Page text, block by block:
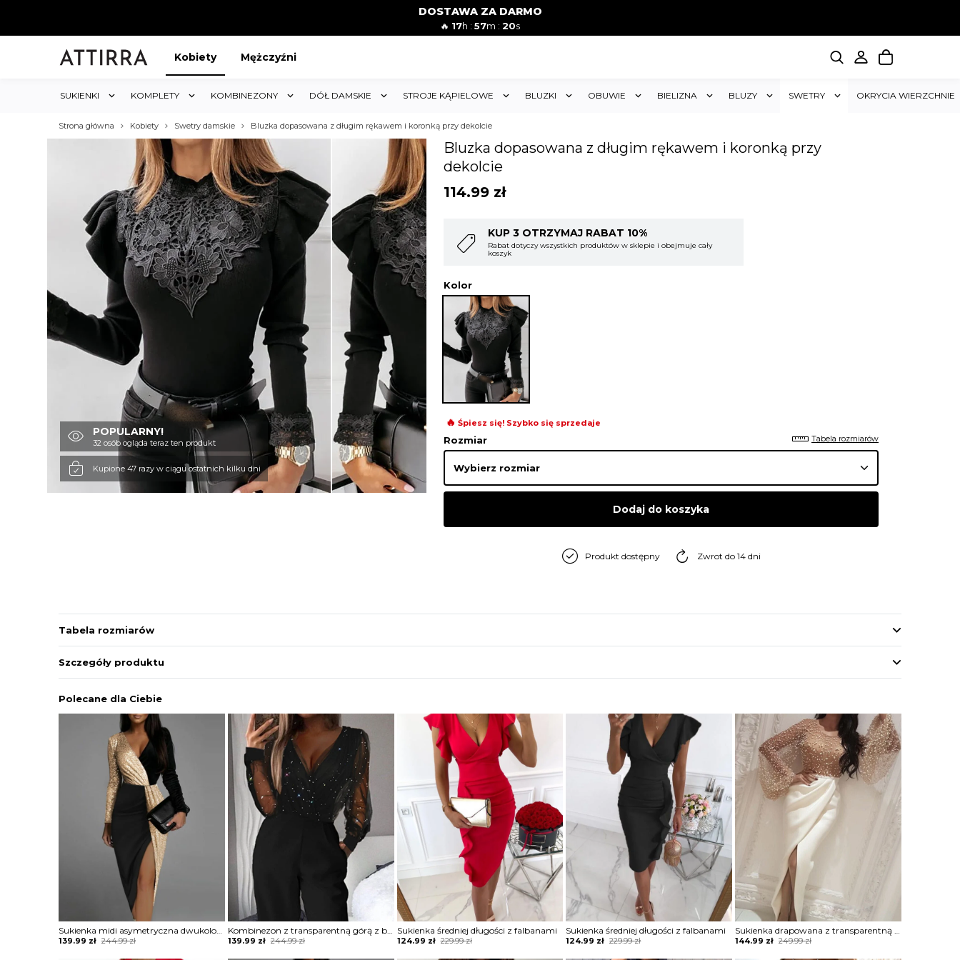
DOSTAWA ZA DARMO
🔥17h :57m :17s
Kobiety Mężczyźni
SUKIENKI KOMPLETY KOMBINEZONY DÓŁ DAMSKIE STROJE KĄPIELOWE BLUZKI OBUWIE BIELIZNA BLUZY SWETRY OKRYCIA WIERZCHNIE
Strona główna Kobiety Swetry damskie Bluzka dopasowana z długim rękawem i koronką przy dekolcie
POPULARNY!
32 osób ogląda teraz ten produkt
Kupione 47 razy w ciągu ostatnich kilku dni
Bluzka dopasowana z długim rękawem i koronką przy
dekolcie
114.99 zł
w sklepie i obejmuje cały
KUP 3 OTRZYMAJ RABAT 10%
Rabat dotyczy wszystkich produktów w sklepie i obejmuje cały
koszyk
KUP 4 OTRZYMAJ RABAT 15%
Rabat dotyczy wszystkich produktów w sklepie i obejmuje cały
koszyk
Kolor
🔥 Śpiesz się! Szybko się sprzedaje
Rozmiar Tabela rozmiarów
Dodaj do koszyka
Produkt dostępny Zwrot do 14 dni
Tabela rozmiarów
Szczegóły produktu
Polecane dla Ciebie
Sukienka midi asymetryczna dwukolorowa
244.99zł
Original
139.99 zł
Current
Kombinezon z transparentną górą z brokatem
244.99zł
Original
139.99 zł
Current
Sukienka średniej długości z falbanami
229.99zł
Original
124.99 zł
Current
Sukienka średniej długości z falbanami
229.99zł
Original
124.99 zł
Current
Sukienka drapowana z transparentną górą zdobioną perełkami
249.99zł
Original
144.99 zł
Current